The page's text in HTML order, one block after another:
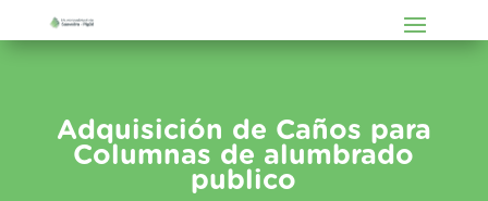
Adquisición de Caños para
Columnas de alumbrado
publico